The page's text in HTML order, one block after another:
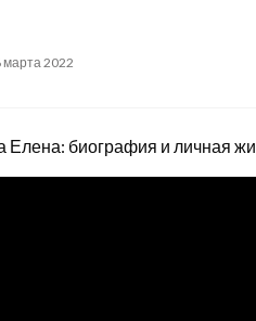
марта 2022